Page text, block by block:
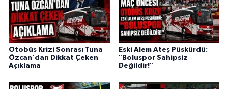
Otobüs Krizi Sonrası Tuna
Özcan'dan Dikkat Çeken
Açıklama
Eski Alem Ateş Püskürdü:
"Boluspor Sahipsiz
Değildir!"